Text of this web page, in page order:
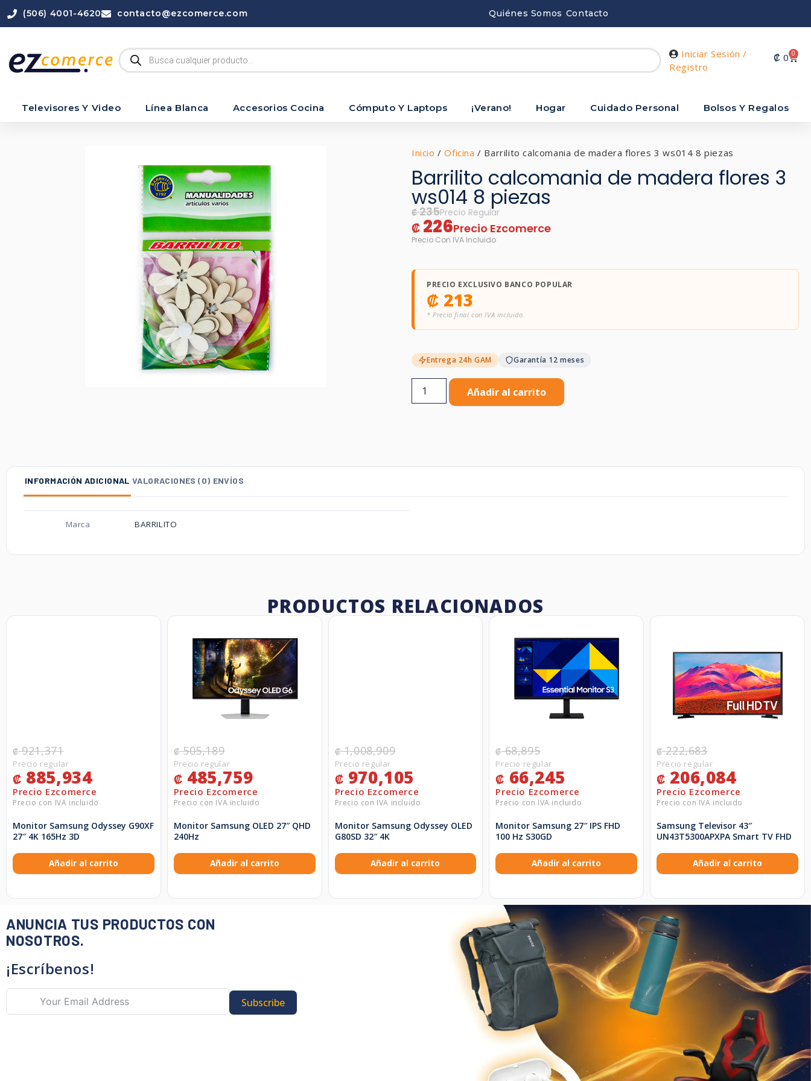
(506) 4001-4620 contacto@ezcomerce.com Quiénes Somos Contacto
Iniciar Sesión /
Registro
₡ 0 0
Televisores Y Video Línea Blanca Accesorios Cocina Cómputo Y Laptops ¡Verano! Hogar Cuidado Personal Bolsos Y Regalos
Inicio /Oficina / Barrilito calcomania de madera flores 3 ws014 8 piezas
Barrilito calcomania de madera flores 3
ws014 8 piezas
₡235
₡ 226
PRECIO EXCLUSIVO BANCO POPULAR
₡ 213
* Precio final con IVA incluido.
Entrega 24h GAM Garantía 12 meses
Añadir al carrito
INFORMACIÓN ADICIONAL VALORACIONES (0) ENVÍOS
Marca BARRILITO
PRODUCTOS RELACIONADOS
₡921,371
₡ 885,934
Monitor Samsung Odyssey G90XF
27″ 4K 165Hz 3D
Añadir al carrito
₡505,189
₡ 485,759
Monitor Samsung OLED 27″ QHD
240Hz
Añadir al carrito
₡1,008,909
₡ 970,105
Monitor Samsung Odyssey OLED
G80SD 32″ 4K
Añadir al carrito
₡68,895
₡ 66,245
Monitor Samsung 27″ IPS FHD
100 Hz S30GD
Añadir al carrito
₡222,683
₡ 206,084
Samsung Televisor 43″
UN43T5300APXPA Smart TV FHD
Añadir al carrito
ANUNCIA TUS PRODUCTOS CON
NOSOTROS.
¡Escríbenos!
Subscribe